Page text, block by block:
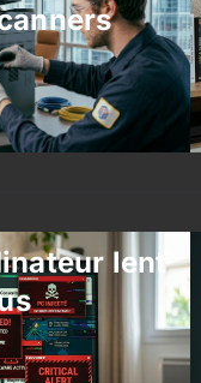
lent